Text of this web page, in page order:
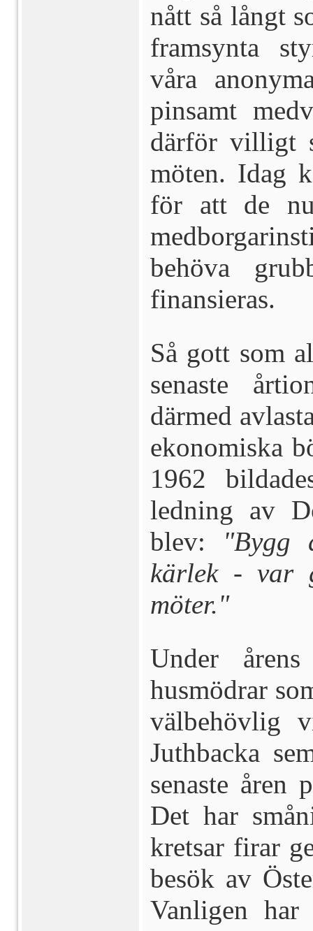
nått så långt
framsynta
våra
pinsamt
därför villigt
möten. Idag
för att de
behöva
finansieras.
Så gott som
senaste
därmed
ekonomiska
1962
ledning av
blev:
"Bygg
kärlek - var
möter."
Under
husmödrar
välbehövlig
Juthbacka
senaste åren
Det har
kretsar firar
besök av
Vanligen